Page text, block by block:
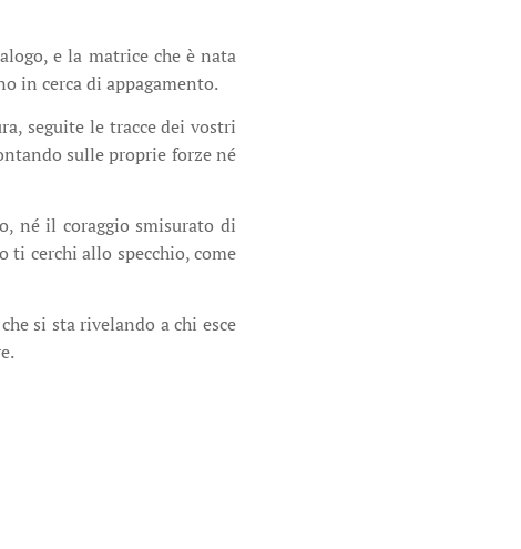
e la matrice che è nata
in cerca di appagamento.
seguite le tracce dei vostri
sulle proprie forze né
né il coraggio smisurato di
ti cerchi allo specchio, come
si sta rivelando a chi esce